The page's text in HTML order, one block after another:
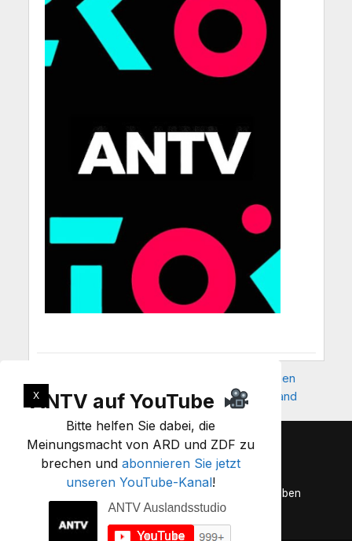
Afghanistan: Neuer Asyl-Tsunami – Millionen
machen sich auf die Reise nach Deutschland
Spenden| Rundbrief|Kontakt
Wir sind Anonymous. Wir sind viele. Wir vergeben
nicht. Wir vergessen nicht. Erwartet uns!
X
ANTV auf YouTube
Bitte helfen Sie dabei, die
Meinungsmacht von ARD und ZDF zu
brechen undabonnieren Sie jetzt
unseren YouTube-Kanal!